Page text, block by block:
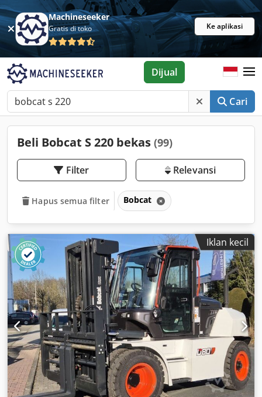
Machineseeker
Gratis di toko Ke aplikasi
Cari
Dijual
Beli Bobcat S 220 bekas (99)
Filter Relevansi
Hapus semua filter Bobcat
Iklan kecil